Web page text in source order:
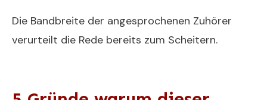
Die Bandbreite der angesprochenen Zuhörer
verurteilt die Rede bereits zum Scheitern.